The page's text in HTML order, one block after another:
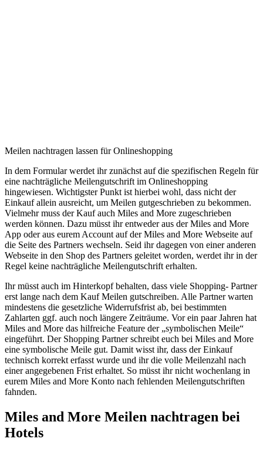
Meilen nachtragen lassen für Onlineshopping
In dem Formular werdet ihr zunächst auf die spezifischen Regeln für
eine nachträgliche Meilengutschrift im Onlineshopping
hingewiesen. Wichtigster Punkt ist hierbei wohl, dass nicht der
Einkauf allein ausreicht, um Meilen gutgeschrieben zu bekommen.
Vielmehr muss der Kauf auch Miles and More zugeschrieben
werden können. Dazu müsst ihr entweder aus der Miles and More
App oder aus eurem Account auf der Miles and More Webseite auf
die Seite des Partners wechseln. Seid ihr dagegen von einer anderen
Webseite in den Shop des Partners geleitet worden, werdet ihr in der
Regel keine nachträgliche Meilengutschrift erhalten.
Ihr müsst auch im Hinterkopf behalten, dass viele Shopping- Partner
erst lange nach dem Kauf Meilen gutschreiben. Alle Partner warten
mindestens die gesetzliche Widerrufsfrist ab, bei bestimmten
Zahlarten ggf. auch noch längere Zeiträume. Vor ein paar Jahren hat
Miles and More das hilfreiche Feature der „symbolischen Meile“
eingeführt. Der Shopping Partner schreibt euch bei Miles and More
eine symbolische Meile gut. Damit wisst ihr, dass der Einkauf
technisch korrekt erfasst wurde und ihr die volle Meilenzahl nach
einer angegebenen Frist erhaltet. So müsst ihr nicht wochenlang in
eurem Miles and More Konto nach fehlenden Meilengutschriften
fahnden.
Miles and More Meilen nachtragen bei
Hotels